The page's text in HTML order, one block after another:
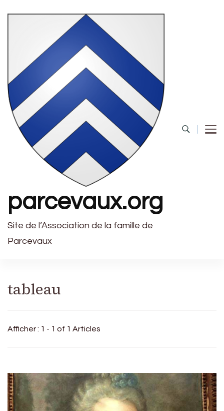
parcevaux.org
Site de l’Association de la famille de
Parcevaux
tableau
Afficher : 1 - 1 of 1 Articles